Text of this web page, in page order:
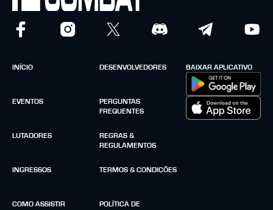
INÍCIO
EVENTOS
LUTADORES
INGRESSOS
COMO ASSISTIR
DESENVOLVEDORES
PERGUNTAS
FREQUENTES
REGRAS &
REGULAMENTOS
TERMOS & CONDIÇÕES
POLÍTICA DE
BAIXAR APLICATIVO